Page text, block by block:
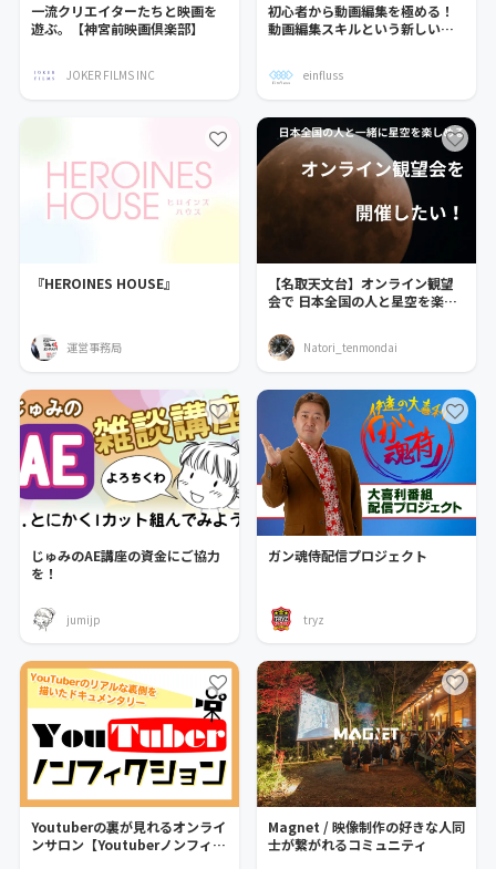
一流クリエイターたちと映画を
遊ぶ。【神宮前映画倶楽部】
JOKER FILMS INC
初心者から動画編集を極める！
動画編集スキルという新しい収
einfluss
『HEROINES HOUSE』
運営事務局
【名取天文台】オンライン観望
会で 日本全国の人と星空を楽し
Natori_tenmondai
じゅみのAE講座の資金にご協力
を！
jumijp
ガン魂侍配信プロジェクト
tryz
Youtuberの裏が見れるオンライ
ンサロン【Youtuberノンフィク
Magnet / 映像制作の好きな人同
士が繋がれるコミュニティ